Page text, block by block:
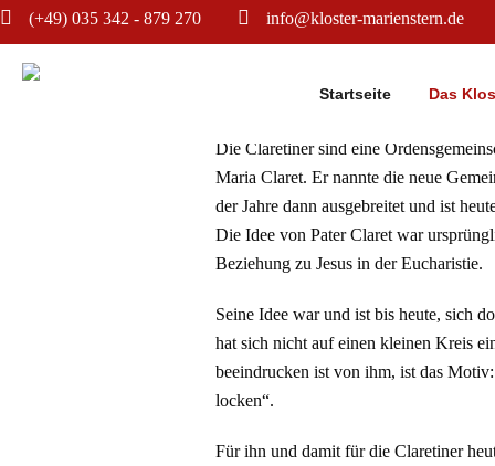
(+49) 035 342 - 879 270 info@kloster-marienstern.de
Startseite Das
DIE
Die Claretiner sind eine
Maria Claret. Er nannte die neue
der Jahre dann ausgebreitet und ist
Die Idee von Pater Claret war
Beziehung zu Jesus in der Eucharistie.
Seine Idee war und ist bis heute, sich
hat sich nicht auf einen kleinen Kreis
beeindrucken ist von ihm, ist das
locken“.
Für ihn und damit für die Claretiner